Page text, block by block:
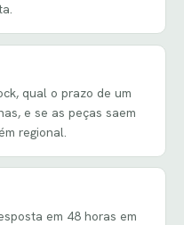
qual o prazo de um
e se as peças saem
regional.
em 48 horas em